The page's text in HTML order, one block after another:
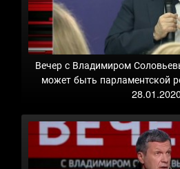
Вечер с Владимиром
может быть парламентской